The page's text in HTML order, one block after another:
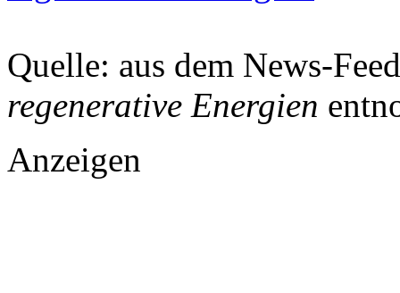
Quelle: aus dem News-
regenerative Energien
Anzeigen